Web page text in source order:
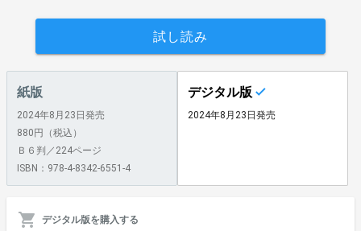
試し読み
紙版
2024年8月23日発売
880円（税込）
Ｂ６判／224ページ
ISBN：978-4-8342-6551-4
デジタル版
2024年8月23日発売
デジタル版を購入する